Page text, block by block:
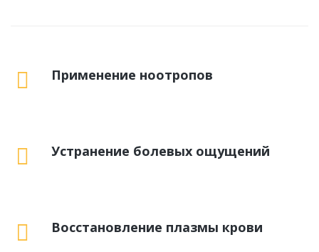
Применение ноотропов
Устранение болевых ощущений
Восстановление плазмы крови